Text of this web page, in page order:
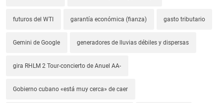
futuros del WTI garantía económica (fianza) gasto tributario
Gemini de Google generadores de lluvias débiles y dispersas
gira RHLM 2 Tour-concierto de Anuel AA-
Gobierno cubano «está muy cerca» de caer